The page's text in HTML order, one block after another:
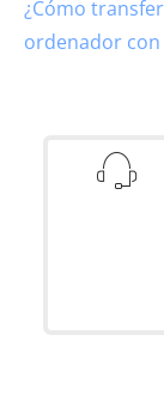
¿Cómo
ordenador con